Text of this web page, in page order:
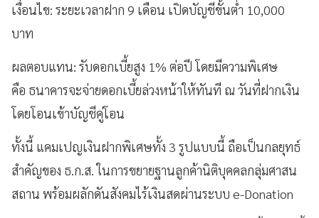
เงื่อนไข: ระยะเวลาฝาก 9 เดือน เปิดบัญชีขั้นต่ำ 10,000
บาท
ผลตอบแทน: รับดอกเบี้ยสูง 1% ต่อปี โดยมีความพิเศษ
คือ ธนาคารจะจ่ายดอกเบี้ยล่วงหน้าให้ทันที ณ วันที่ฝากเงิน
โดยโอนเข้าบัญชีคู่โอน
ทั้งนี้ แคมเปญเงินฝากพิเศษทั้ง 3 รูปแบบนี้ ถือเป็นกลยุทธ์
สำคัญของ ธ.ก.ส. ในการขยายฐานลูกค้านิติบุคคลกลุ่มศาสน
สถาน พร้อมผลักดันสังคมไร้เงินสดผ่านระบบ e-Donation